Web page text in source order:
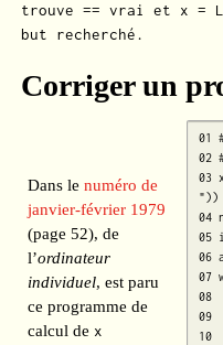
trouve == vrai et x =
but recherché.
Corriger un
Dans lenuméro de
janvier-février 1979
(page 52), de
l’ordinateur
individuel, est paru
ce programme de
calcul de x
01
02
03
"))
04
05
06
07
08
09
10